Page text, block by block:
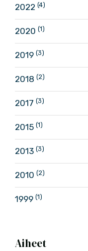
2022 (4)
2020 (1)
2019 (3)
2018 (2)
2017 (3)
2015 (1)
2013 (3)
2010 (2)
1999 (1)
Aiheet